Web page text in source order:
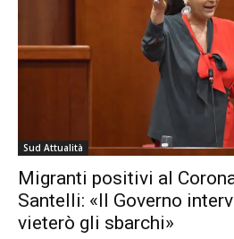
Sud Attualità
Migranti positivi al
Santelli: «Il Governo
vieterò gli sbarchi»